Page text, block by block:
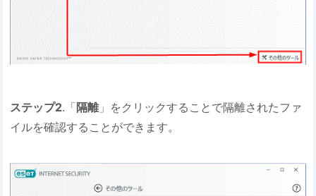
ステップ2.「隔離」をクリックすることで隔離されたファ
イルを確認することができます。